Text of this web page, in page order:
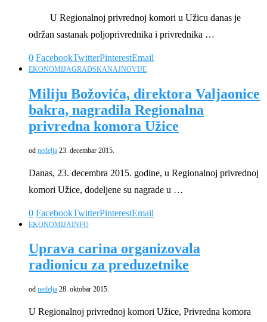
U Regionalnoj privrednoj komori u Užicu danas je
održan sastanak poljoprivrednika i privrednika …
0 FacebookTwitterPinterestEmail
EKONOMIJAGRADSKANAJNOVIJE
Miliju Božovića, direktora Valjaonice
bakra, nagradila Regionalna
privredna komora Užice
od nedelja 23. decembar 2015.
Danas, 23. decembra 2015. godine, u Regionalnoj privrednoj
komori Užice, dodeljene su nagrade u …
0 FacebookTwitterPinterestEmail
EKONOMIJAINFO
Uprava carina organizovala
radionicu za preduzetnike
od nedelja 28. oktobar 2015.
U Regionalnoj privrednoj komori Užice, Privredna komora